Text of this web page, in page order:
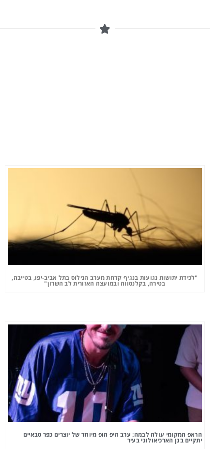
"לכידת יתושות נגועות בנגיף קדחת מערב הנילוס בתל אביב-יפו, בטייבה,
בטירה, בקלנסווה ובמועצה האזורית לב השרון"
הראפ המקומי עולה לבמה: ערב היפ הופ מיוחד של יוצרים כפר סבאיים
יתקיים בגן הארכיאולוגי בעיר